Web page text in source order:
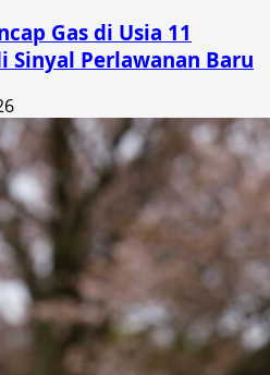
Gas di Usia 11
Sinyal Perlawanan Baru